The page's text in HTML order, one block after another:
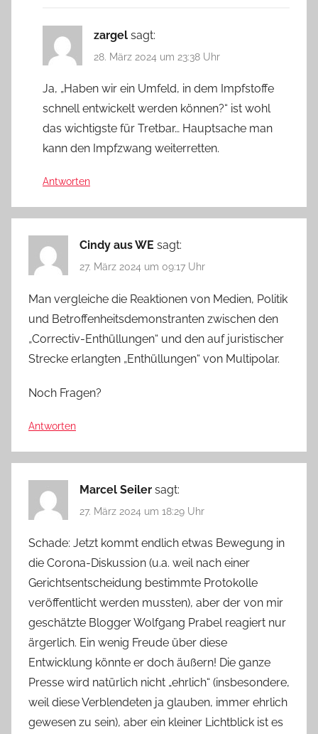
zargel sagt:
28. März 2024 um 23:38 Uhr
Ja, „Haben wir ein Umfeld, in dem Impfstoffe
schnell entwickelt werden können?“ ist wohl
das wichtigste für Tretbar… Hauptsache man
kann den Impfzwang weiterretten.
Antworten
Cindy aus WE sagt:
27. März 2024 um 09:17 Uhr
Man vergleiche die Reaktionen von Medien, Politik
und Betroffenheitsdemonstranten zwischen den
„Correctiv-Enthüllungen“ und den auf juristischer
Strecke erlangten „Enthüllungen“ von Multipolar.
Noch Fragen?
Antworten
Marcel Seiler sagt:
27. März 2024 um 18:29 Uhr
Schade: Jetzt kommt endlich etwas Bewegung in
die Corona-Diskussion (u.a. weil nach einer
Gerichtsentscheidung bestimmte Protokolle
veröffentlicht werden mussten), aber der von mir
geschätzte Blogger Wolfgang Prabel reagiert nur
ärgerlich. Ein wenig Freude über diese
Entwicklung könnte er doch äußern! Die ganze
Presse wird natürlich nicht „ehrlich“ (insbesondere,
weil diese Verblendeten ja glauben, immer ehrlich
gewesen zu sein), aber ein kleiner Lichtblick ist es